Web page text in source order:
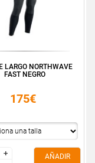
LARGO NORTHWAVE
FAST NEGRO
175€
+
+
AÑADIR